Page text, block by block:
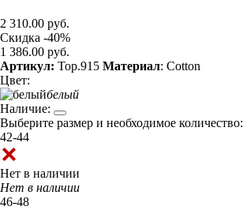
2 310.00 руб.
Скидка -40%
1 386.00 руб.
Артикул: Top.915 Материал: Cotton
Цвет:
белый
Наличие:
Выберите размер и необходимое количество:
42-44
Нет в наличии
Нет в наличии
46-48